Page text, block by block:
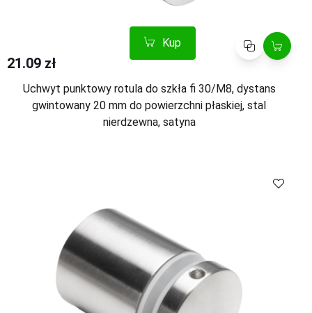
Kup Porównaj
21.09 zł
Uchwyt punktowy rotula do szkła fi 30/M8, dystans
gwintowany 20 mm do powierzchni płaskiej, stal
nierdzewna, satyna